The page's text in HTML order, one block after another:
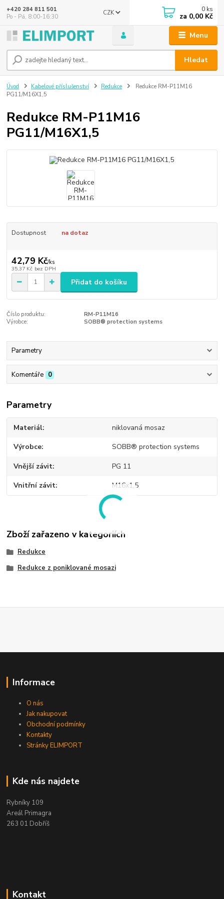
Menu
CZK
Hledat
+420 284 811 501
Po - Pá, 8:00-16:30
0 ks
za 0,00 Kč
Úvod Kabelové příslušenství Redukce
Redukce RM-P11M16
PG11/M16X1,5
Redukce RM-P11M16
PG11/M16X1,5
Dostupnost na dotaz
42,79 Kč/ks
35,37 Kč bez DPH
Přidat do košíku
Číslo produktu:
RM-P11M16
Výrobce:
SOBB® protection systems
Parametry
Komentáře 0
Parametry
Materiál niklovaná mosaz
Výrobce SOBB® protection systems
Vnější závit PG 11
Vnitřní závit M16x1,5
Zboží zařazeno v kategoriích
Redukce
Redukce z poniklované mosazi
Informace
O nás
Jak nakupovat
Obchodní podmínky
Kontakty
Stránky ELIMPORT
Kde nás najdete
Rybníky 109
Areál Primagra
263 01 Dobříš
Kontakt